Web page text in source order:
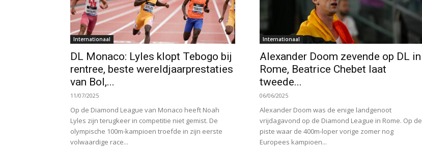
Internationaal
DL Monaco: Lyles klopt Tebogo bij
rentree, beste wereldjaarprestaties
van Bol,...
11/07/2025
Op de Diamond League van Monaco heeft Noah
Lyles zijn terugkeer in competitie niet gemist. De
olympische 100m-kampioen troefde in zijn eerste
volwaardige race...
Internationaal
Alexander Doom zevende op DL in
Rome, Beatrice Chebet laat
tweede...
06/06/2025
Alexander Doom was de enige landgenoot
vrijdagavond op de Diamond League in Rome. Op de
piste waar de 400m-loper vorige zomer nog
Europees kampioen...